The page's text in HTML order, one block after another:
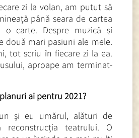
zi la volan, am putut să
până seara de cartea
o carte. Despre muzică și
două mari pasiuni ale mele.
tot scriu în fiecare zi la ea.
aproape am terminat-
ai pentru 2021?
și eu umărul, alături de
reconstrucția teatrului. O